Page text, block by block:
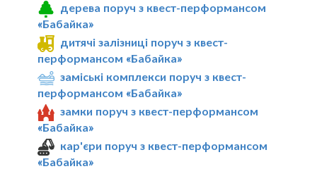
дерева поруч з квест-перформансом
«Бабайка»
дитячі залізниці поруч з квест-
перформансом «Бабайка»
заміські комплекси поруч з квест-
перформансом «Бабайка»
замки поруч з квест-перформансом
«Бабайка»
кар'єри поруч з квест-перформансом
«Бабайка»